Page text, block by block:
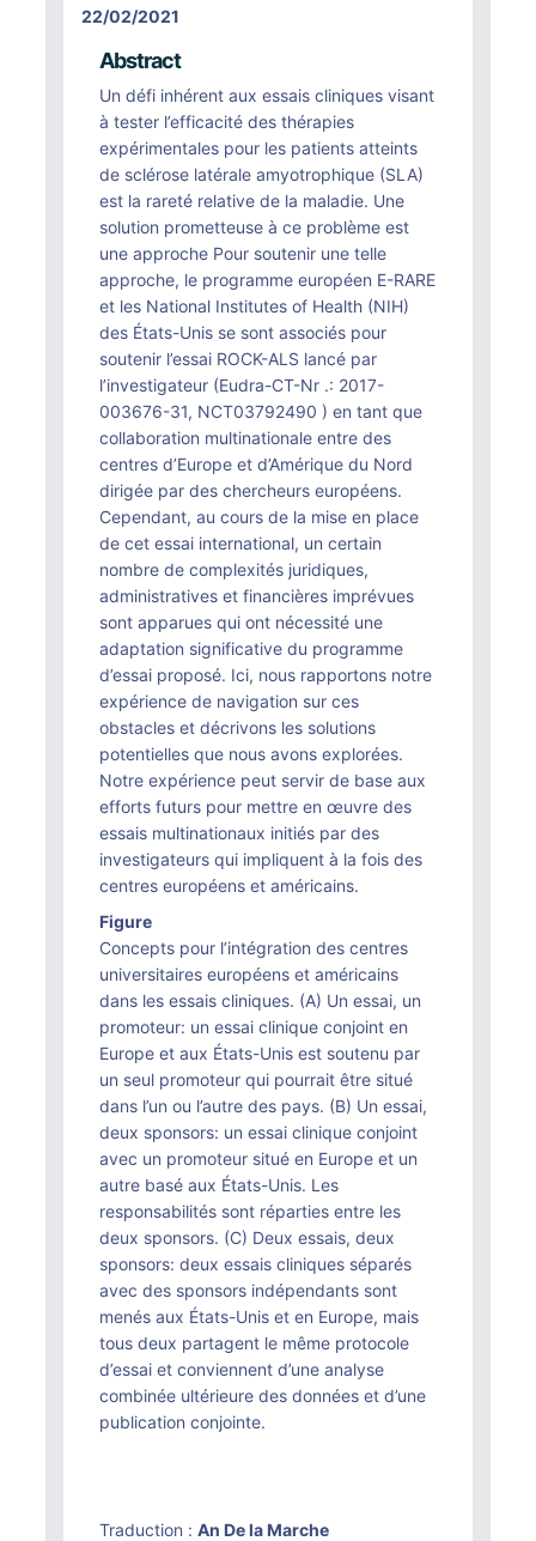
22/02/2021
Abstract
Un défi inhérent aux essais cliniques visant
à tester l’efficacité des thérapies
expérimentales pour les patients atteints
de sclérose latérale amyotrophique (SLA)
est la rareté relative de la maladie. Une
solution prometteuse à ce problème est
une approche Pour soutenir une telle
approche, le programme européen E-RARE
et les National Institutes of Health (NIH)
des États-Unis se sont associés pour
soutenir l’essai ROCK-ALS lancé par
l’investigateur (Eudra-CT-Nr .: 2017-
003676-31, NCT03792490 ) en tant que
collaboration multinationale entre des
centres d’Europe et d’Amérique du Nord
dirigée par des chercheurs européens.
Cependant, au cours de la mise en place
de cet essai international, un certain
nombre de complexités juridiques,
administratives et financières imprévues
sont apparues qui ont nécessité une
adaptation significative du programme
d’essai proposé. Ici, nous rapportons notre
expérience de navigation sur ces
obstacles et décrivons les solutions
potentielles que nous avons explorées.
Notre expérience peut servir de base aux
efforts futurs pour mettre en œuvre des
essais multinationaux initiés par des
investigateurs qui impliquent à la fois des
centres européens et américains.
Figure
Concepts pour l’intégration des centres
universitaires européens et américains
dans les essais cliniques. (A) Un essai, un
promoteur: un essai clinique conjoint en
Europe et aux États-Unis est soutenu par
un seul promoteur qui pourrait être situé
dans l’un ou l’autre des pays. (B) Un essai,
deux sponsors: un essai clinique conjoint
avec un promoteur situé en Europe et un
autre basé aux États-Unis. Les
responsabilités sont réparties entre les
deux sponsors. (C) Deux essais, deux
sponsors: deux essais cliniques séparés
avec des sponsors indépendants sont
menés aux États-Unis et en Europe, mais
tous deux partagent le même protocole
d’essai et conviennent d’une analyse
combinée ultérieure des données et d’une
publication conjointe.
Traduction : An De la Marche